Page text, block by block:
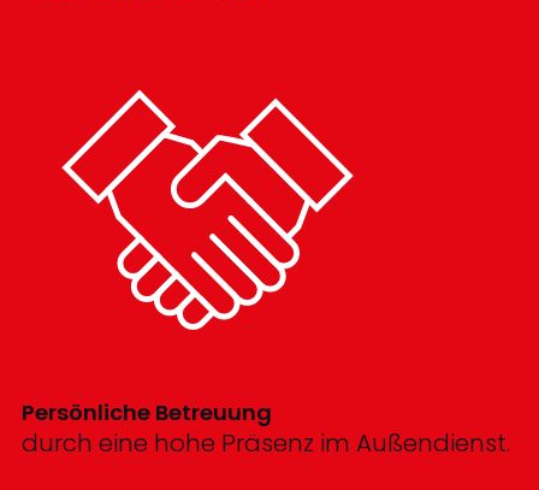
Persönliche Betreuung
durch eine hohe Präsenz im Außendienst.